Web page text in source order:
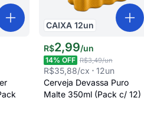
CAIXA 12un
R$2,99/un
14% OFF R$3,49/un
R$35,88/cx 12un
Cerveja Devassa Puro
Malte 350ml (Pack c/ 12)